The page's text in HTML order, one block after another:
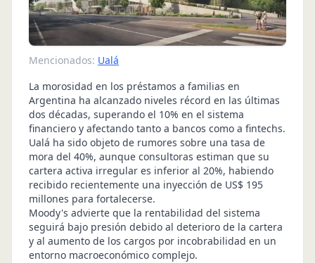
Mencionados: Ualá
La morosidad en los préstamos a familias en
Argentina ha alcanzado niveles récord en las últimas
dos décadas, superando el 10% en el sistema
financiero y afectando tanto a bancos como a fintechs.
Ualá ha sido objeto de rumores sobre una tasa de
mora del 40%, aunque consultoras estiman que su
cartera activa irregular es inferior al 20%, habiendo
recibido recientemente una inyección de US$ 195
millones para fortalecerse.
Moody's advierte que la rentabilidad del sistema
seguirá bajo presión debido al deterioro de la cartera
y al aumento de los cargos por incobrabilidad en un
entorno macroeconómico complejo.